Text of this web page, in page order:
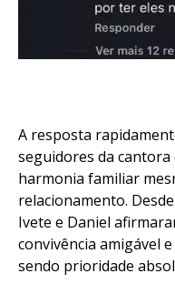
A resposta
seguidores da
harmonia familiar
relacionamento.
Ivete e Daniel
convivência amigável
sendo prioridade